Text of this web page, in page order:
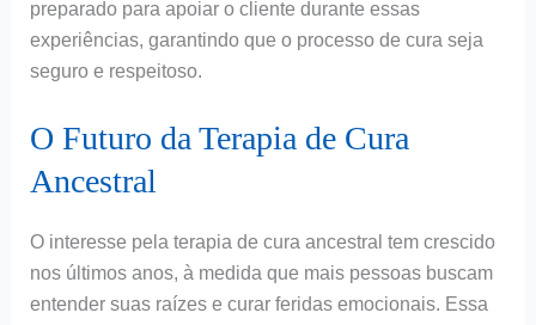
preparado para apoiar o cliente durante essas
experiências, garantindo que o processo de cura seja
seguro e respeitoso.
O Futuro da Terapia de Cura
Ancestral
O interesse pela terapia de cura ancestral tem crescido
nos últimos anos, à medida que mais pessoas buscam
entender suas raízes e curar feridas emocionais. Essa